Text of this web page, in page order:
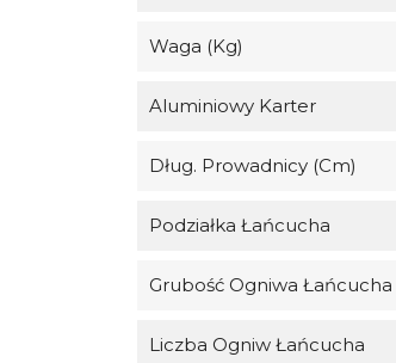
Waga (kg)
Aluminiowy Karter
Dług. Prowadnicy (cm)
Podziałka Łańcucha
Grubość Ogniwa
Liczba Ogniw Łańcucha